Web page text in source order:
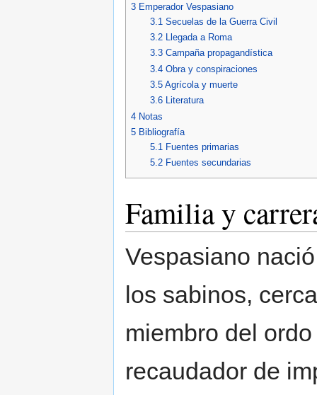
3 Emperador Vespasiano
3.1 Secuelas de la Guerra Civil
3.2 Llegada a Roma
3.3 Campaña propagandística
3.4 Obra y conspiraciones
3.5 Agrícola y muerte
3.6 Literatura
4 Notas
5 Bibliografía
5.1 Fuentes primarias
5.2 Fuentes secundarias
Familia y
Vespasiano
los sabinos,
miembro del
recaudador de